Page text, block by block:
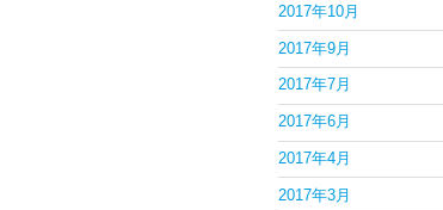
2017年10月
2017年9月
2017年7月
2017年6月
2017年4月
2017年3月